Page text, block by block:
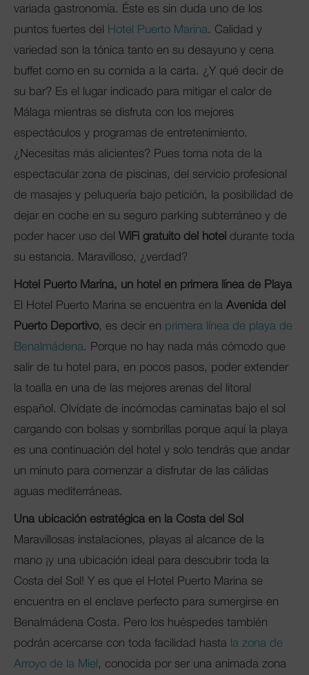
variada gastronomía. Éste es sin duda uno de los
puntos fuertes del Hotel Puerto Marina. Calidad y
variedad son la tónica tanto en su desayuno y cena
buffet como en su comida a la carta. ¿Y qué decir de
su bar? Es el lugar indicado para mitigar el calor de
Málaga mientras se disfruta con los mejores
espectáculos y programas de entretenimiento.
¿Necesitas más alicientes? Pues toma nota de la
espectacular zona de piscinas, del servicio profesional
de masajes y peluquería bajo petición, la posibilidad de
dejar en coche en su seguro parking subterráneo y de
poder hacer uso del WiFi gratuito del hotel durante toda
su estancia. Maravilloso, ¿verdad?
Hotel Puerto Marina, un hotel en primera línea de Playa
El Hotel Puerto Marina se encuentra en la Avenida del
Puerto Deportivo, es decir en primera línea de playa de
Benalmádena. Porque no hay nada más cómodo que
salir de tu hotel para, en pocos pasos, poder extender
la toalla en una de las mejores arenas del litoral
español. Olvídate de incómodas caminatas bajo el sol
cargando con bolsas y sombrillas porque aquí la playa
es una continuación del hotel y solo tendrás que andar
un minuto para comenzar a disfrutar de las cálidas
aguas mediterráneas.
Una ubicación estratégica en la Costa del Sol
Maravillosas instalaciones, playas al alcance de la
mano ¡y una ubicación ideal para descubrir toda la
Costa del Sol! Y es que el Hotel Puerto Marina se
encuentra en el enclave perfecto para sumergirse en
Benalmádena Costa. Pero los huéspedes también
podrán acercarse con toda facilidad hasta la zona de
Arroyo de la Miel, conocida por ser una animada zona